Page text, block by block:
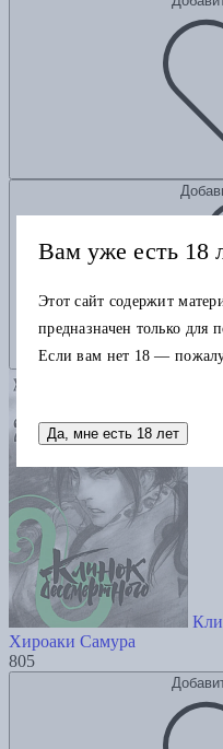
Хироаки Самура
805
Вам уже есть 18
Этот сайт содержит
предназначен только для
Если вам нет 18 —
Да, мне есть 18 лет